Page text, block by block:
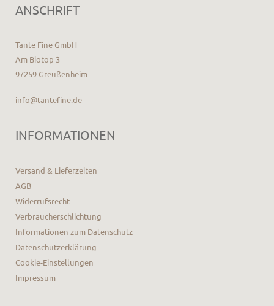
ANSCHRIFT
Tante Fine GmbH
Am Biotop 3
97259 Greußenheim
info@tantefine.de
INFORMATIONEN
Versand & Lieferzeiten
AGB
Widerrufsrecht
Verbraucherschlichtung
Informationen zum Datenschutz
Datenschutzerklärung
Cookie-Einstellungen
Impressum